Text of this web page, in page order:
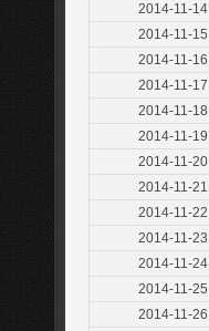
2014-11-14
2014-11-15
2014-11-16
2014-11-17
2014-11-18
2014-11-19
2014-11-20
2014-11-21
2014-11-22
2014-11-23
2014-11-24
2014-11-25
2014-11-26